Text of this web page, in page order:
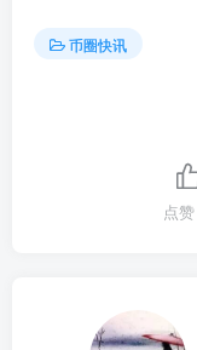
币圈快讯
点赞